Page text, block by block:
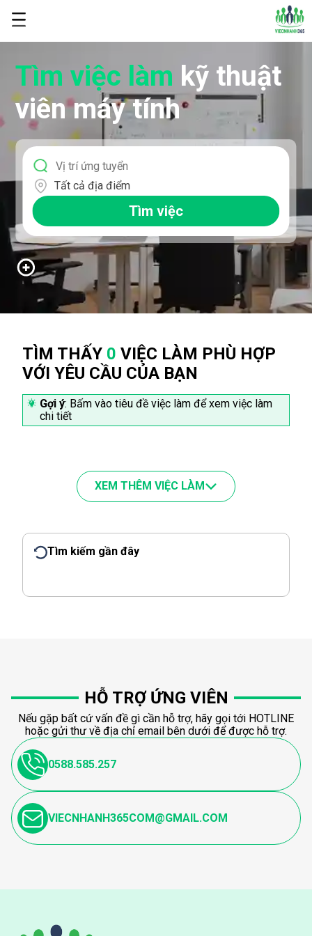
Tìm việc làm kỹ thuật
viên máy tính
Tất cả địa điểm
Tìm việc
TÌM THẤY 0 VIỆC LÀM PHÙ HỢP
VỚI YÊU CẦU CỦA BẠN
Gợi ý: Bấm vào tiêu đề việc làm để xem việc làm
chi tiết
XEM THÊM VIỆC LÀM
Tìm kiếm gần đây
HỖ TRỢ ỨNG VIÊN
Nếu gặp bất cứ vấn đề gì cần hỗ trợ, hãy gọi tới HOTLINE
hoặc gửi thư về địa chỉ email bên dưới để được hỗ trợ.
0588.585.257
VIECNHANH365COM@GMAIL.COM